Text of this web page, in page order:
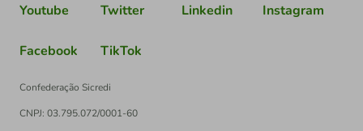
Youtube Twitter Linkedin Instagram
Facebook TikTok
Confederação Sicredi
CNPJ: 03.795.072/0001-60